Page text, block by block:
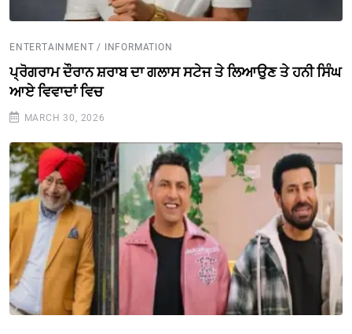
ENTERTAINMENT / INFORMATION
ਪ੍ਰੋਗਰਾਮ ਦੌਰਾਨ ਸ਼ਰਾਬ ਦਾ ਗਲਾਸ ਸਟੇਜ ਤੇ ਲਿਆਉਣ ਤੇ ਹਨੀ ਸਿੰਘ
ਆਏ ਵਿਵਾਦਾਂ ਵਿਚ
MARCH 30, 2026